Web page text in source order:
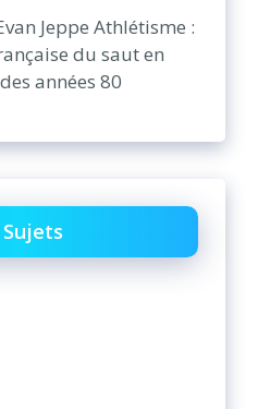
Jeppe Athlétisme :
du saut en
années 80
Sujets